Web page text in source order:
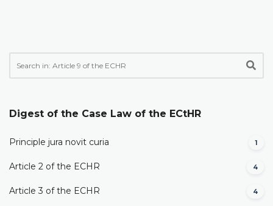
Digest of the Case Law of the ECtHR
Principle jura novit curia 1
Article 2 of the ECHR 4
Article 3 of the ECHR 4